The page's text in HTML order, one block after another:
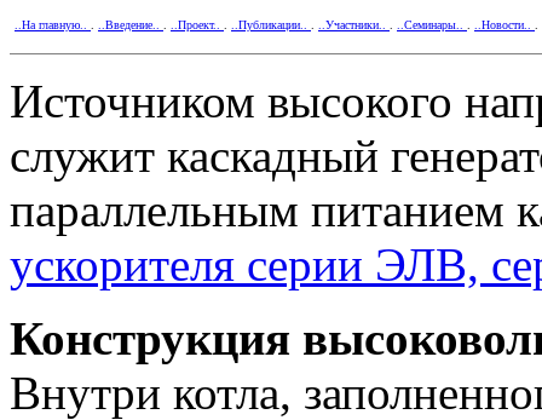
..На главную.. ..Введение.. ..Проект.. ..Публикации.. ..Участники.. ..Семинары.. ..Новости..
Источником высокого
служит каскадный
параллельным питанием
ускорителя серии ЭЛВ,
Конструкция
Внутри котла,